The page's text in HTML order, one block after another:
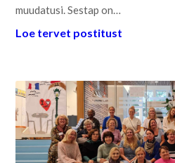
muudatusi. Sestap on…
Loe tervet postitust